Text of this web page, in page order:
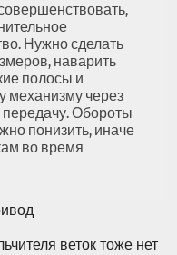
Нужно сделать
наварить
полосы и
механизму через
Обороты
понизить, иначе
во время
веток тоже нет